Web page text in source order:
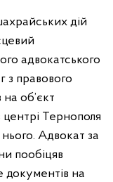
дій
адвокатського
з правового
об’єкт
Тернополя
Адвокат за
пообіцяв
документів на